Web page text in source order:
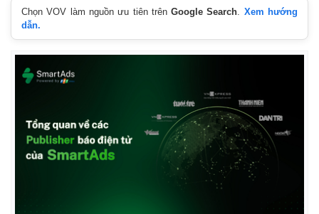
Chọn VOV làm nguồn ưu tiên trênGoogle Search. Xem hướng
dẫn.